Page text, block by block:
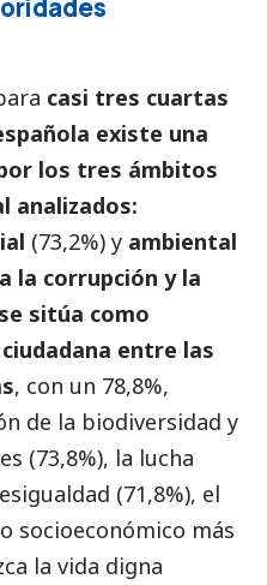
casi tres cuartas
existe una
los tres ámbitos
analizados:
(73,2%) y ambiental
la corrupción y la
sitúa como
entre las
, con un 78,8%,
de la biodiversidad y
(73,8%), la lucha
(71,8%), el
socioeconómico más
la vida digna